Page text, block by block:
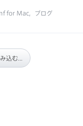
for Mac ブログ
込む...